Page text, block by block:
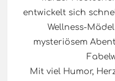
entwickelt sich
Wellness-
mysteriösem
Mit viel Humor,